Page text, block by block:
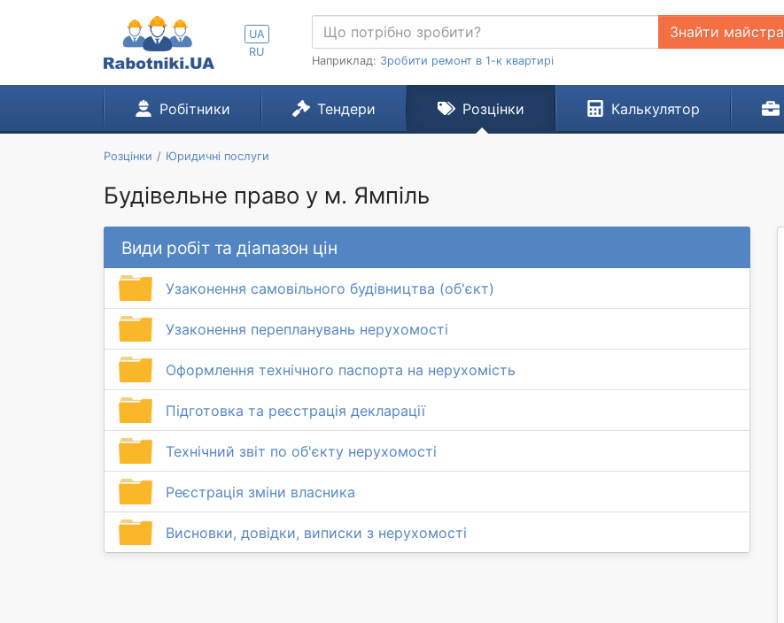
UA
RU
Знайти майстра
Наприклад: Зробити ремонт в 1-к квартирі
Робітники Тендери Розцінки Калькулятор
Розцінки Юридичні послуги
Будівельне право у м. Ямпіль
Види робіт та діапазон цін
Узаконення самовільного будівництва (об'єкт)
Узаконення перепланувань нерухомості
Оформлення технічного паспорта на нерухомість
Підготовка та реєстрація декларації
Технічний звіт по об'єкту нерухомості
Реєстрація зміни власника
Висновки, довідки, виписки з нерухомості